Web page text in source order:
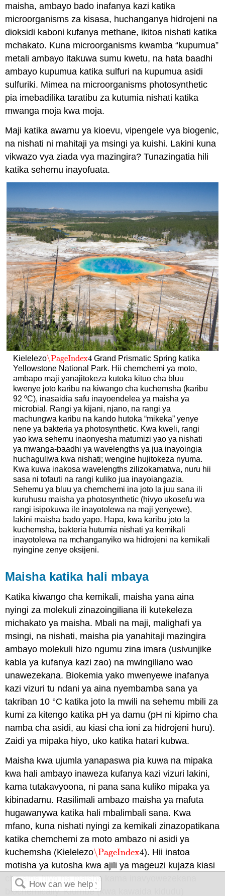
maisha, ambayo bado inafanya kazi katika
microorganisms za kisasa, huchanganya hidrojeni na
dioksidi kaboni kufanya methane, ikitoa nishati katika
mchakato. Kuna microorganisms kwamba “kupumua”
metali ambayo itakuwa sumu kwetu, na hata baadhi
ambayo kupumua katika sulfuri na kupumua asidi
sulfuriki. Mimea na microorganisms photosynthetic
pia imebadilika taratibu za kutumia nishati katika
mwanga moja kwa moja.
Maji katika awamu ya kioevu, vipengele vya biogenic,
na nishati ni mahitaji ya msingi ya kuishi. Lakini kuna
vikwazo vya ziada vya mazingira? Tunazingatia hili
katika sehemu inayofuata.
Kielelezo\PageIndex4
\PageIndex4 Grand Prismatic Spring katika
Yellowstone National Park. Hii chemchemi ya moto,
ambapo maji yanajitokeza kutoka kituo cha bluu
kwenye joto karibu na kiwango cha kuchemsha (karibu
92 ºC), inasaidia safu inayoendelea ya maisha ya
microbial. Rangi ya kijani, njano, na rangi ya
machungwa karibu na kando hutoka “mikeka” yenye
nene ya bakteria ya photosynthetic. Kwa kweli, rangi
yao kwa sehemu inaonyesha matumizi yao ya nishati
ya mwanga-baadhi ya wavelengths ya jua inayoingia
huchaguliwa kwa nishati; wengine hujitokeza nyuma.
Kwa kuwa inakosa wavelengths zilizokamatwa, nuru hii
sasa ni tofauti na rangi kuliko jua inayoiangazia.
Sehemu ya bluu ya chemchemi ina joto la juu sana ili
kuruhusu maisha ya photosynthetic (hivyo ukosefu wa
rangi isipokuwa ile inayotolewa na maji yenyewe),
lakini maisha bado yapo. Hapa, kwa karibu joto la
kuchemsha, bakteria hutumia nishati ya kemikali
inayotolewa na mchanganyiko wa hidrojeni na kemikali
nyingine zenye oksijeni.
Maisha katika hali mbaya
Katika kiwango cha kemikali, maisha yana aina
nyingi za molekuli zinazoingiliana ili kutekeleza
michakato ya maisha. Mbali na maji, malighafi ya
msingi, na nishati, maisha pia yanahitaji mazingira
ambayo molekuli hizo ngumu zina imara (usivunjike
kabla ya kufanya kazi zao) na mwingiliano wao
unawezekana. Biokemia yako mwenyewe inafanya
kazi vizuri tu ndani ya aina nyembamba sana ya
takriban 10 °C katika joto la mwili na sehemu mbili za
kumi za kitengo katika pH ya damu (pH ni kipimo cha
namba cha asidi, au kiasi cha ioni za hidrojeni huru).
Zaidi ya mipaka hiyo, uko katika hatari kubwa.
Maisha kwa ujumla yanapaswa pia kuwa na mipaka
kwa hali ambayo inaweza kufanya kazi vizuri lakini,
kama tutakavyoona, ni pana sana kuliko mipaka ya
kibinadamu. Rasilimali ambazo maisha ya mafuta
hugawanywa katika hali mbalimbali sana. Kwa
mfano, kuna nishati nyingi za kemikali zinazopatikana
katika chemchemi za moto ambazo ni asidi ya
kuchemsha (Kielelezo\PageIndex4
\PageIndex4). Hii inatoa
motisha ya kutosha kwa ajili ya mageuzi kujaza kiasi
cha aina hiyo na maisha kama inavyowezekana
biochemically. Kiumbe (kwa kawaida kidudu)